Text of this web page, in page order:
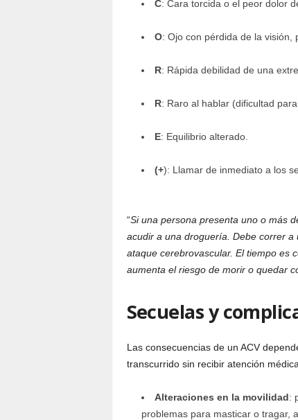
C: Cara torcida o el peor dolor
O: Ojo con pérdida de la visión,
R: Rápida debilidad de una
R: Raro al hablar (dificultad
E: Equilibrio alterado.
(+): Llamar de inmediato a los
“Si una persona presenta uno o más
acudir a una droguería. Debe correr
ataque cerebrovascular. El tiempo es
aumenta el riesgo de morir o quedar
Secuelas y
Las consecuencias de un ACV
transcurrido sin recibir atención
Alteraciones en la movilidad:
problemas para masticar o tragar,